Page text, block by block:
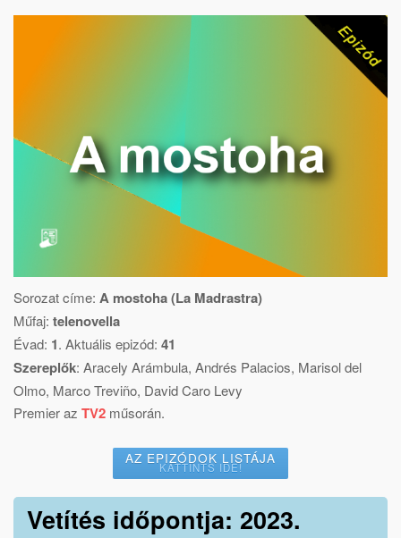
Sorozat címe: A mostoha (La Madrastra)
Műfaj: telenovella
Évad: 1. Aktuális epizód: 41
Szereplők: Aracely Arámbula, Andrés Palacios, Marisol del
Olmo, Marco Treviño, David Caro Levy
Premier az TV2 műsorán.
AZ EPIZÓDOK LISTÁJA
KATTINTS IDE!
Vetítés időpontja: 2023.